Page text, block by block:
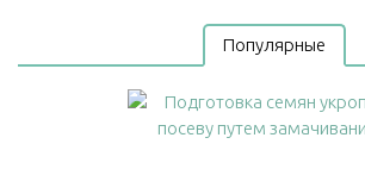
Популярные